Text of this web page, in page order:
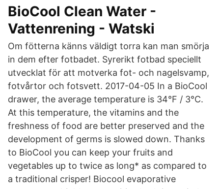
BioCool Clean Water -
Vattenrening - Watski
Om fötterna känns väldigt torra kan man smörja
in dem efter fotbadet. Syrerikt fotbad speciellt
utvecklat för att motverka fot- och nagelsvamp,
fotvårtor och fotsvett. 2017-04-05 In a BioCool
drawer, the average temperature is 34°F / 3°C.
At this temperature, the vitamins and the
freshness of food are better preserved and the
development of germs is slowed down. Thanks
to BioCool you can keep your fruits and
vegetables up to twice as long* as compared to
a traditional crisper! Biocool evaporative